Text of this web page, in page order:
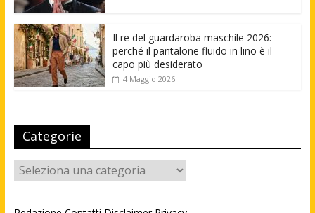
Il re del guardaroba maschile 2026:
perché il pantalone fluido in lino è il
capo più desiderato
4 Maggio 2026
Categorie
Categorie